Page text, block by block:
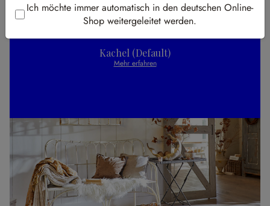
Kachel (Default)
Mehr erfahren
Ich möchte immer automatisch in den deutschen Online-
Shop weitergeleitet werden.